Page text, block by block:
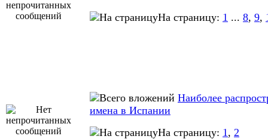
На страницу: 1 ... 8, 9,
Наиболее
имена в Испании
На страницу: 1, 2